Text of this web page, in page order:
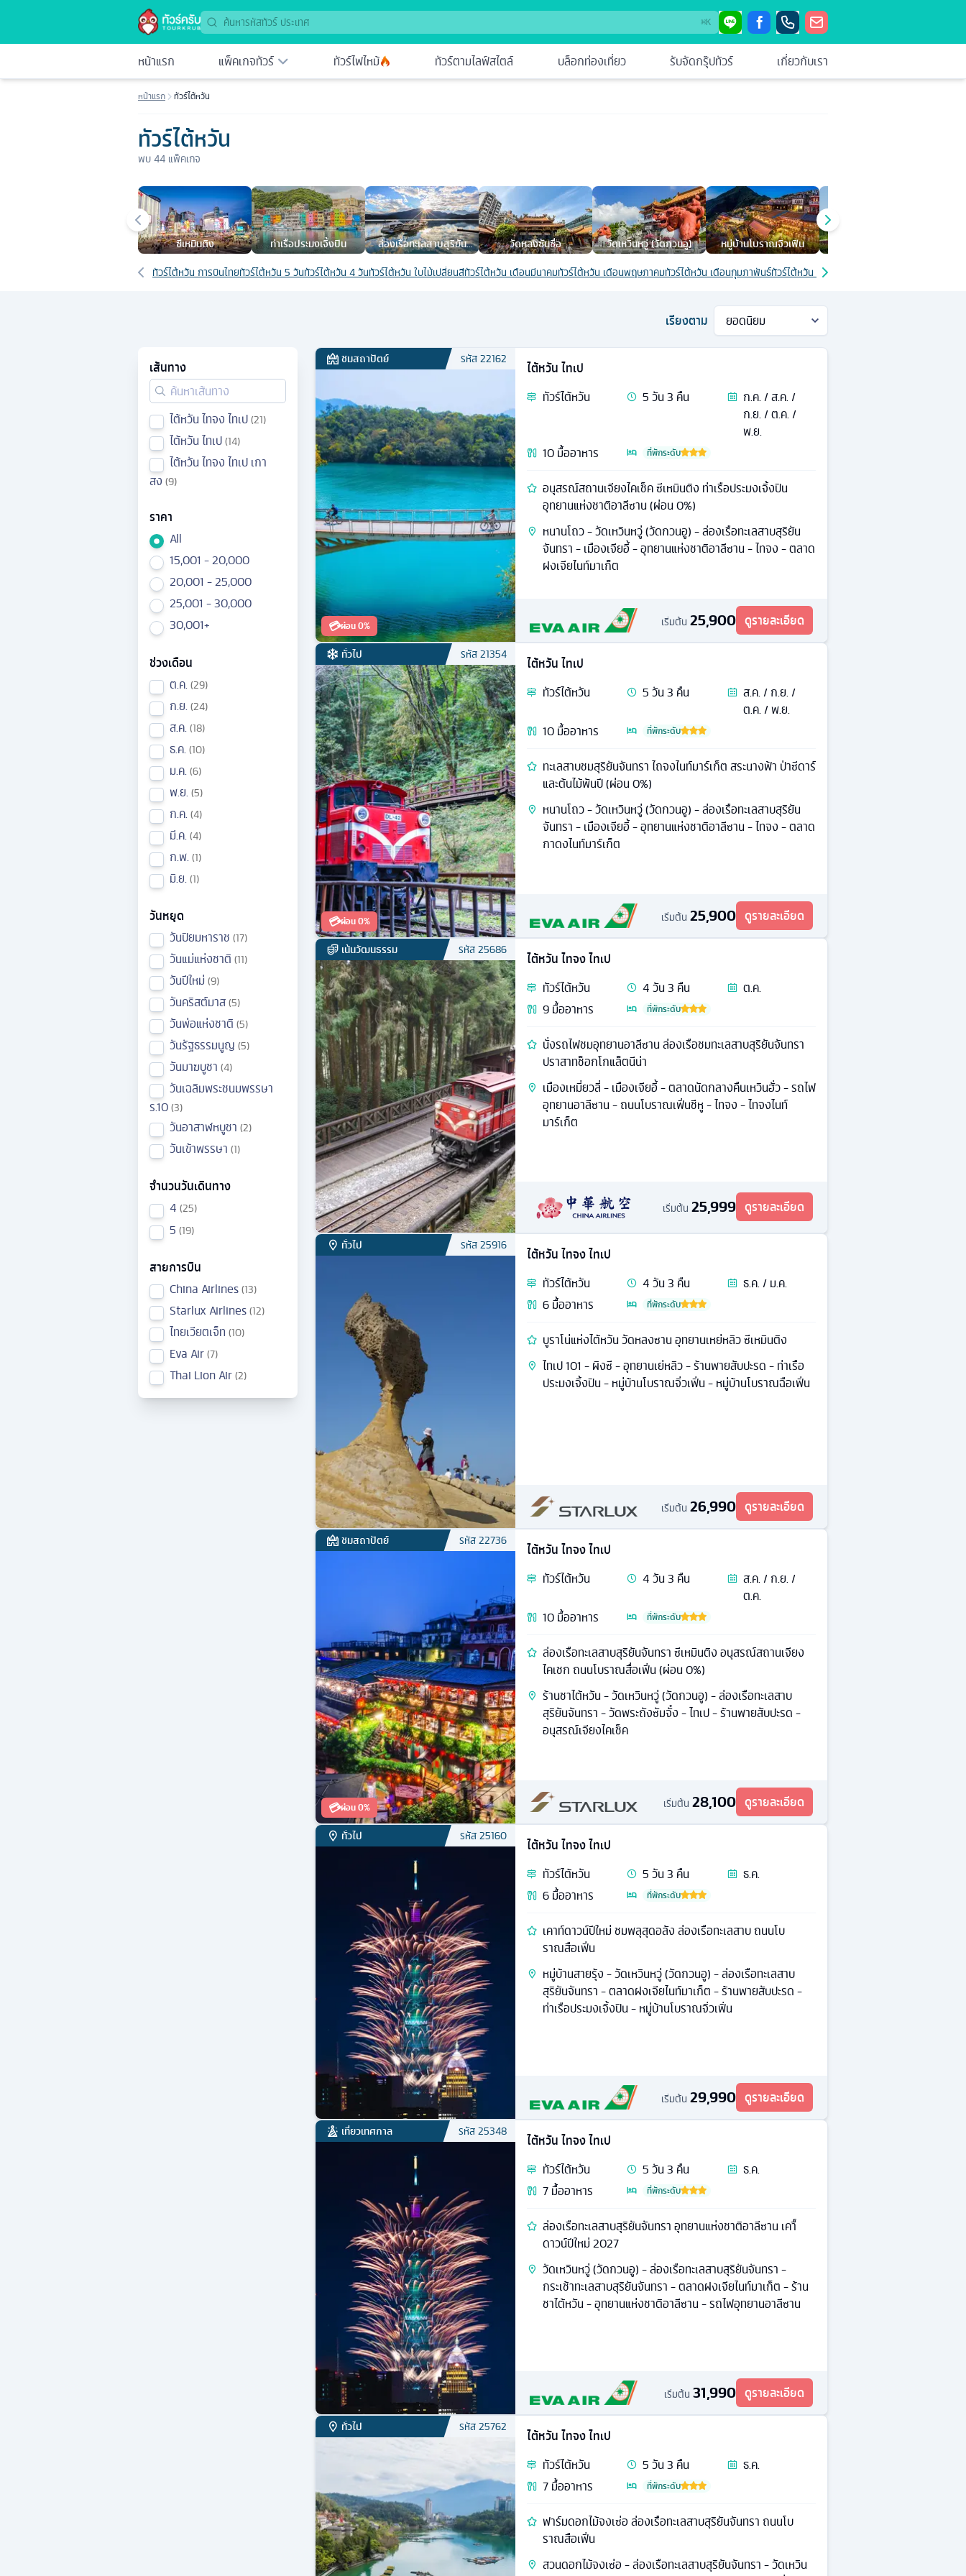
⌘K
หน้าแรก แพ็คเกจทัวร์ ทัวร์ไฟไหม้ ทัวร์ตามไลฟ์สไตล์ บล็อกท่องเที่ยว รับจัดกรุ๊ปทัวร์ เกี่ยวกับเรา
หน้าแรก ทัวร์ไต้หวัน
ทัวร์ไต้หวัน
พบ44 แพ็คเกจ
เมืองยอดนิยม
ซีเหมินติง ท่าเรือประมงเจิ้งปิน
ล่องเรือทะเลสาบสุริยัน
จันทรา
วัดหลงซันซื่อ วัดเหวินหวู่ (วัดกวนอู) หมู่บ้านโบราณจิ่วเฟิ่น
เส้นทางที่เกี่ยวข้อง
ทัวร์ไต้หวัน การบินไทยทัวร์ไต้หวัน 5 วันทัวร์ไต้หวัน 4 วันทัวร์ไต้หวัน ใบไม้เปลี่ยนสีทัวร์ไต้หวัน เดือนมีนาคมทัวร์ไต้หวัน เดือนพฤษภาคมทัวร์ไต้หวัน เดือนกุมภาพันธ์ทัวร์ไต้หวัน เดือนมกราคม
เรียงตาม
เส้นทาง
ไต้หวัน ไทจง ไทเป 21
ไต้หวัน ไทเป 14
ไต้หวัน ไทจง ไทเป เกา
สง 9
ราคา
All
15,001 - 20,000
20,001 - 25,000
25,001 - 30,000
30,001+
ช่วงเดือน
ต.ค. 29
ก.ย. 24
ส.ค. 18
ธ.ค. 10
ม.ค. 6
พ.ย. 5
ก.ค. 4
มี.ค. 4
ก.พ. 1
มิ.ย. 1
วันหยุด
วันปิยมหาราช 17
วันแม่แห่งชาติ 11
วันปีใหม่ 9
วันคริสต์มาส 5
วันพ่อแห่งชาติ 5
วันรัฐธรรมนูญ 5
วันมาฆบูชา 4
วันเฉลิมพระชนมพรรษา
ร.10 3
วันอาสาฬหบูชา 2
วันเข้าพรรษา 1
จำนวนวันเดินทาง
4 25
5 19
สายการบิน
China Airlines 13
Starlux Airlines 12
ไทยเวียตเจ็ท 10
Eva Air 7
Thai Lion Air 2
ชมสถาปัตย์ รหัส22162
💳ผ่อน 0%
ไต้หวัน ไทเป
ทัวร์ไต้หวัน 5วัน3 คืน
ก.ค. / ส.ค. /
ก.ย. / ต.ค. /
พ.ย.
10มื้ออาหาร ที่พักระดับ
อนุสรณ์สถานเจียงไคเช็ค ซีเหมินติง ท่าเรือประมงเจิ้งปิน
อุทยานแห่งชาติอาลีซาน (ผ่อน 0%)
หนานโถว - วัดเหวินหวู่ (วัดกวนอู) - ล่องเรือทะเลสาบสุริยัน
จันทรา - เมืองเจียอี้ - อุทยานแห่งชาติอาลีซาน - ไทจง - ตลาด
ฝงเจียไนท์มาเก็ต
เริ่มต้น 25,900 ดูรายละเอียด
ทั่วไป รหัส21354
💳ผ่อน 0%
ไต้หวัน ไทเป
ทัวร์ไต้หวัน 5วัน3 คืน
ส.ค. / ก.ย. /
ต.ค. / พ.ย.
10มื้ออาหาร ที่พักระดับ
ทะเลสาบชมสุริยันจันทรา ไถจงไนท์มาร์เก็ต สระนางฟ้า ป่าซีดาร์
และต้นไม้พันปี (ผ่อน 0%)
หนานโถว - วัดเหวินหวู่ (วัดกวนอู) - ล่องเรือทะเลสาบสุริยัน
จันทรา - เมืองเจียอี้ - อุทยานแห่งชาติอาลีซาน - ไทจง - ตลาด
กาดงไนท์มาร์เก็ต
เริ่มต้น 25,900 ดูรายละเอียด
เน้นวัฒนธรรม รหัส25686
ไต้หวัน ไทจง ไทเป
ทัวร์ไต้หวัน 4วัน3 คืน
ต.ค.
9มื้ออาหาร ที่พักระดับ
นั่งรถไฟชมอุทยานอาลีซาน ล่องเรือชมทะเลสาบสุริยันจันทรา
ปราสาทช็อกโกแล็ตนีน่า
เมืองเหมี่ยวลี่ - เมืองเจียอี้ - ตลาดนัดกลางคืนเหวินฮั่ว - รถไฟ
อุทยานอาลีซาน - ถนนโบราณเฟิ่นชีหู - ไทจง - ไทจงไนท์
มาร์เก็ต
เริ่มต้น 25,999 ดูรายละเอียด
ทั่วไป รหัส25916
ไต้หวัน ไทจง ไทเป
ทัวร์ไต้หวัน 4วัน3 คืน
ธ.ค. / ม.ค.
6มื้ออาหาร ที่พักระดับ
บูราโน่แห่งไต้หวัน วัดหลงซาน อุทยานเหย่หลิว ซีเหมินติง
ไทเป 101 - ผิงซี - อุทยานเย่หลิว - ร้านพายสับปะรด - ท่าเรือ
ประมงเจิ้งปิน - หมู่บ้านโบราณจิ่วเฟิ่น - หมู่บ้านโบราณฉือเฟิ่น
เริ่มต้น 26,990 ดูรายละเอียด
ชมสถาปัตย์ รหัส22736
💳ผ่อน 0%
ไต้หวัน ไทจง ไทเป
ทัวร์ไต้หวัน 4วัน3 คืน
ส.ค. / ก.ย. /
ต.ค.
10มื้ออาหาร ที่พักระดับ
ล่องเรือทะเลสาบสุริยันจันทรา ซีเหมินติง อนุสรณ์สถานเจียง
ไคเชก ถนนโบราณสื่อเฟิ่น (ผ่อน 0%)
ร้านชาไต้หวัน - วัดเหวินหวู่ (วัดกวนอู) - ล่องเรือทะเลสาบ
สุริยันจันทรา - วัดพระถังซัมจั๋ง - ไทเป - ร้านพายสับปะรด -
อนุสรณ์เจียงไคเช็ค
เริ่มต้น 28,100 ดูรายละเอียด
ทั่วไป รหัส25160
ไต้หวัน ไทจง ไทเป
ทัวร์ไต้หวัน 5วัน3 คืน
ธ.ค.
6มื้ออาหาร ที่พักระดับ
เคาท์ดาวน์ปีใหม่ ชมพลุสุดอลัง ล่องเรือทะเลสาบ ถนนโบ
ราณสือเฟิ่น
หมู่บ้านสายรุ้ง - วัดเหวินหวู่ (วัดกวนอู) - ล่องเรือทะเลสาบ
สุริยันจันทรา - ตลาดฝงเจียไนท์มาเก็ต - ร้านพายสับปะรด -
ท่าเรือประมงเจิ้งปิน - หมู่บ้านโบราณจิ่วเฟิ่น
เริ่มต้น 29,990 ดูรายละเอียด
เที่ยวเทศกาล รหัส25348
ไต้หวัน ไทจง ไทเป
ทัวร์ไต้หวัน 5วัน3 คืน
ธ.ค.
7มื้ออาหาร ที่พักระดับ
ล่องเรือทะเลสาบสุริยันจันทรา อุทยานแห่งชาติอาลีซาน เคาื์
ดาวน์ปีใหม่ 2027
วัดเหวินหวู่ (วัดกวนอู) - ล่องเรือทะเลสาบสุริยันจันทรา -
กระเช้าทะเลสาบสุริยันจันทรา - ตลาดฝงเจียไนท์มาเก็ต - ร้าน
ชาไต้หวัน - อุทยานแห่งชาติอาลีซาน - รถไฟอุทยานอาลีซาน
เริ่มต้น 31,990 ดูรายละเอียด
ทั่วไป รหัส25762
ไต้หวัน ไทจง ไทเป
ทัวร์ไต้หวัน 5วัน3 คืน
ธ.ค.
7มื้ออาหาร ที่พักระดับ
ฟาร์มดอกไม้จงเซ่อ ล่องเรือทะเลสาบสุริยันจันทรา ถนนโบ
ราณสือเฟิ่น
สวนดอกไม้จงเซ่อ - ล่องเรือทะเลสาบสุริยันจันทรา - วัดเหวิน